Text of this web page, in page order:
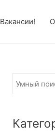
Вакансии!